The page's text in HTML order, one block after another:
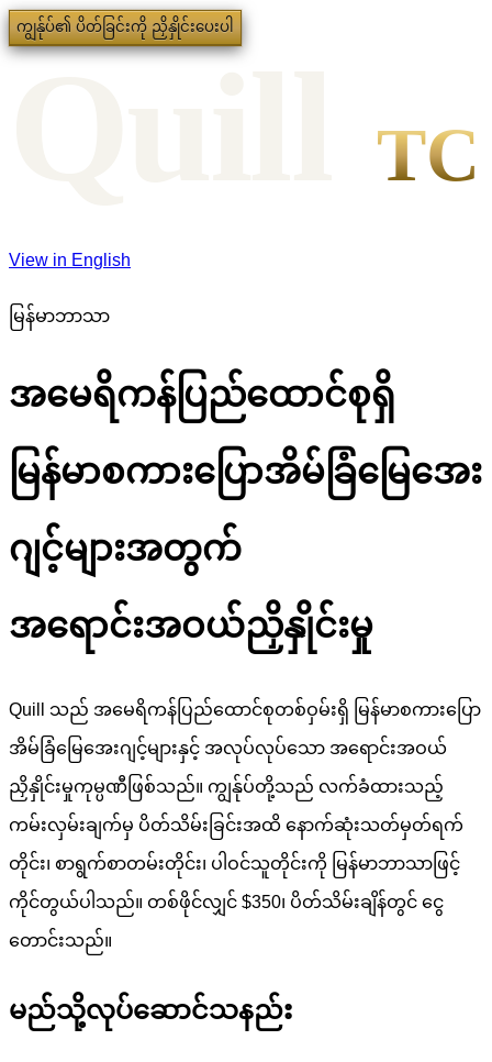
ကျွန်ုပ်၏ ပိတ်ခြင်းကို ညှိနှိုင်းပေးပါ
TC
View in English
မြန်မာဘာသာ
အမေရိကန်ပြည်ထောင်စုရှိ
မြန်မာစကားပြောအိမ်ခြံမြေအေး
ဂျင့်များအတွက်
အရောင်းအဝယ်ညှိနှိုင်းမှု
Quill သည် အမေရိကန်ပြည်ထောင်စုတစ်ဝှမ်းရှိ မြန်မာစကားပြော
အိမ်ခြံမြေအေးဂျင့်များနှင့် အလုပ်လုပ်သော အရောင်းအဝယ်
ညှိနှိုင်းမှုကုမ္ပဏီဖြစ်သည်။ ကျွန်ုပ်တို့သည် လက်ခံထားသည့်
ကမ်းလှမ်းချက်မှ ပိတ်သိမ်းခြင်းအထိ နောက်ဆုံးသတ်မှတ်ရက်
တိုင်း၊ စာရွက်စာတမ်းတိုင်း၊ ပါဝင်သူတိုင်းကို မြန်မာဘာသာဖြင့်
ကိုင်တွယ်ပါသည်။ တစ်ဖိုင်လျှင် $350၊ ပိတ်သိမ်းချိန်တွင် ငွေ
တောင်းသည်။
မည်သို့လုပ်ဆောင်သနည်း